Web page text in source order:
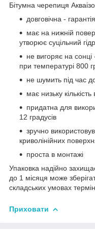
Бітумна черепиця
довговічна -
має на нижній
утворює суцільний
не вигоряє на
при температурі 800
не шумить під час
має низьку
придатна для
12 градусів
зручно
криволінійних
проста в монтажі
Упаковка надійно
до 1 місяця може
складських умовах
Приховати